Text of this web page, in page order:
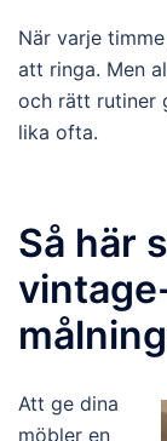
När varje
att ringa. Men
och rätt rutiner
lika ofta.
Så här
Att ge dina
möbler en